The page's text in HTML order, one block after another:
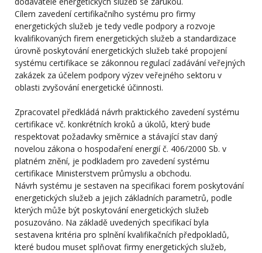
Cílem zavedení certifikačního systému pro firmy
energetických služeb je tedy vedle podpory a rozvoje
kvalifikovaných firem energetických služeb a standardizace
úrovně poskytování energetických služeb také propojení
systému certifikace se zákonnou regulací zadávání veřejných
zakázek za účelem podpory výzev veřejného sektoru v
oblasti zvyšování energetické účinnosti.
Zpracovatel předkládá návrh praktického zavedení systému
certifikace vč. konkrétních kroků a úkolů, který bude
respektovat požadavky směrnice a stávající stav daný
novelou zákona o hospodaření energií č. 406/2000 Sb. v
platném znění, je podkladem pro zavedení systému
certifikace Ministerstvem průmyslu a obchodu.
Návrh systému je sestaven na specifikaci forem poskytování
energetických služeb a jejich základních parametrů, podle
kterých může být poskytování energetických služeb
posuzováno. Na základě uvedených specifikací byla
sestavena kritéria pro splnění kvalifikačních předpokladů,
které budou muset splňovat firmy energetických služeb,